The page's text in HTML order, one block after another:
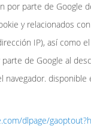
por parte de Google
y relacionados
IP), así como
de Google al
navegador. disponible
dlpage/